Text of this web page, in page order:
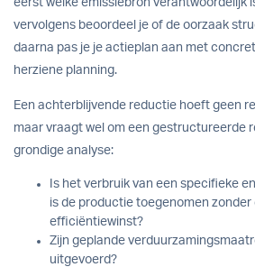
eerst welke emissiebron verantwoordelijk
vervolgens beoordeel je of de oorzaak
daarna pas je je actieplan aan met
herziene planning.
Een achterblijvende reductie hoeft geen
maar vraagt wel om een gestructureerde
grondige analyse:
Is het verbruik van een specifieke
is de productie toegenomen zonder
efficiëntiewinst?
Zijn geplande
uitgevoerd?